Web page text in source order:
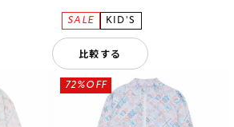
比較する
72%OFF